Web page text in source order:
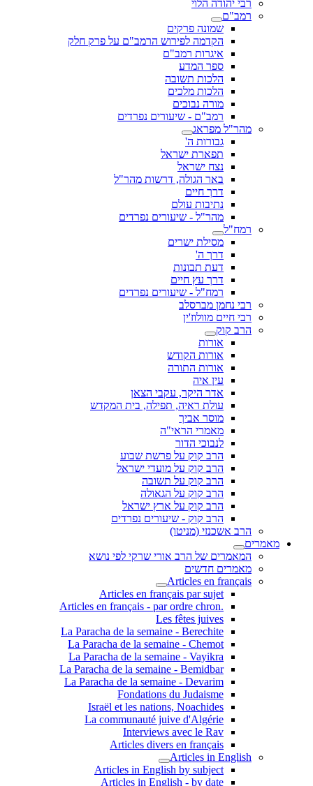
רבי יהודה הלוי
רמב"ם
שמונה פרקים
הקדמה לפירוש הרמב"ם על פרק חלק
איגרות רמב"ם
ספר המדע
הלכות תשובה
הלכות מלכים
מורה נבוכים
רמב"ם - שיעורים נפרדים
מהר"ל מפראג
גבורות ה'
תפארת ישראל
נצח ישראל
באר הגולה, דרשות מהר"ל
דרך חיים
נתיבות עולם
מהר"ל - שיעורים נפרדים
רמח"ל
מסילת ישרים
דרך ה'
דעת תבונות
דרך עץ חיים
רמח"ל - שיעורים נפרדים
רבי נחמן מברסלב
רבי חיים מוולוז'ין
הרב קוק
אורות
אורות הקודש
אורות התורה
עין איה
אדר היקר, עקבי הצאן
עולת ראיה, תפילה, בית המקדש
מוסר אביך
מאמרי הראי"ה
לנבוכי הדור
הרב קוק על פרשת שבוע
הרב קוק על מועדי ישראל
הרב קוק על תשובה
הרב קוק על הגאולה
הרב קוק על ארץ ישראל
הרב קוק - שיעורים נפרדים
הרב אשכנזי (מניטו)
מאמרים
המאמרים של הרב אורי שרקי לפי נושא
מאמרים חדשים
Articles en français
Articles en français par sujet
.Articles en français - par ordre chron
Les fêtes juives
La Paracha de la semaine - Berechite
La Paracha de la semaine - Chemot
La Paracha de la semaine - Vayikra
La Paracha de la semaine - Bemidbar
La Paracha de la semaine - Devarim
Fondations du Judaisme
Israël et les nations, Noachides
La communauté juive d'Algérie
Interviews avec le Rav
Articles divers en français
Articles in English
Articles in English by subject
Articles in English - by date